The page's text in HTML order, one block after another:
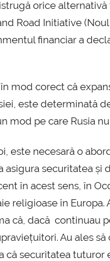
orice
Road Initiative
financiar a
mod corect că
este determinată
mod pe care Rusia
este necesară o
securitatea și
în acest sens, în
religioase în
că, dacă continuau
Au ales
că securitatea